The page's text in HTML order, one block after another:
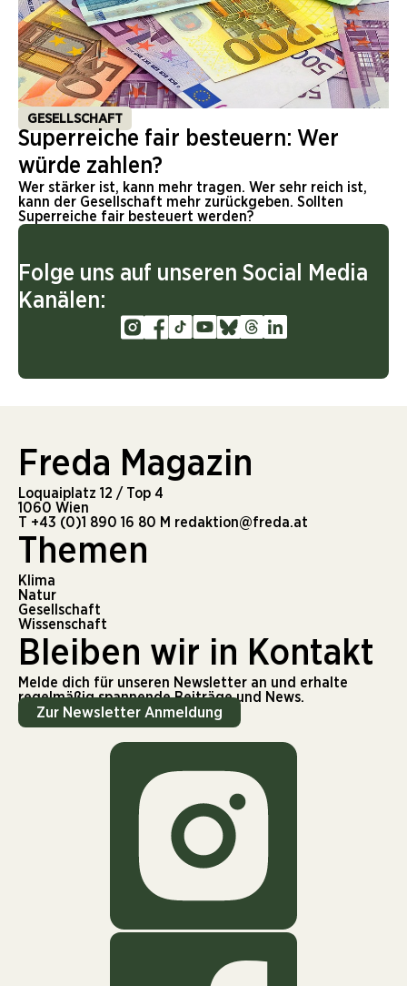
GESELLSCHAFT
Superreiche fair besteuern: Wer
würde zahlen?
Wer stärker ist, kann mehr tragen. Wer sehr reich ist,
kann der Gesellschaft mehr zurückgeben. Sollten
Superreiche fair besteuert werden?
Folge uns auf unseren Social Media
Kanälen:
Freda Magazin
Loquaiplatz 12 / Top 4
1060 Wien
T +43 (0)1 890 16 80 M redaktion@freda.at
Themen
Klima
Natur
Gesellschaft
Wissenschaft
Bleiben wir in Kontakt
Melde dich für unseren Newsletter an und erhalte
regelmäßig spannende Beiträge und News.
Zur Newsletter Anmeldung